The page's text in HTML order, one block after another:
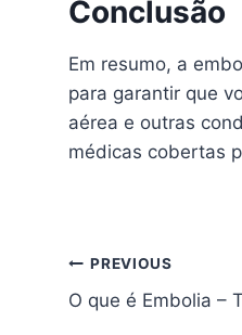
Conclusão
Em resumo, a
para garantir que
aérea e outras
médicas cobertas
Navegação
de
PREVIOUS
O que é Embolia –